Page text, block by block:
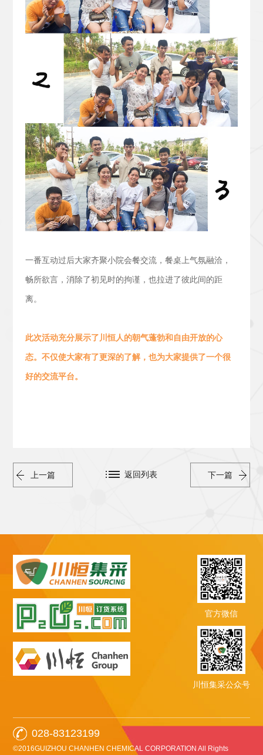
一番互动过后大家齐聚小院会餐交流， 餐桌上气氛融洽，
畅所欲言，消除了初见时的拘谨，也拉进了彼此间的距
离。
此次活动充分展示了川恒人的朝气蓬勃和 自由开放的心
态。 不仅使大家有了更深的了解，也为大家提供了一个很
好的交流平台。
上一篇 下一篇
返回列表
官方微信
川恒集采公众号
028-83123199
©2016GUIZHOU CHANHEN CHEMICAL CORPORATION All Rights